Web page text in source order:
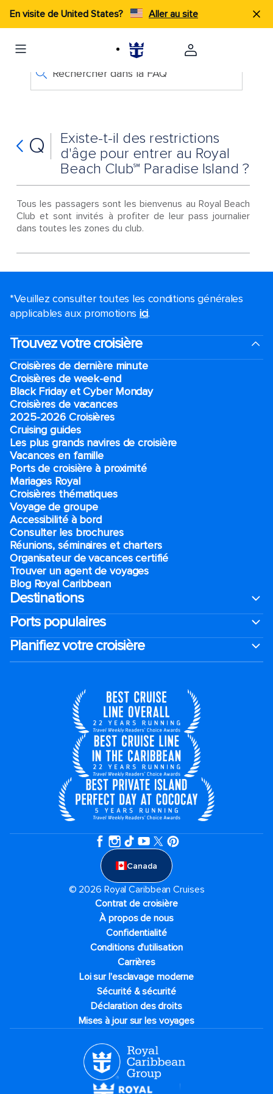
En visite de United States? Aller au site
Rechercher dans la FAQ
Q
Existe-t-il des restrictions
d'âge pour entrer au Royal
Beach Club℠ Paradise Island ?
Tous les passagers sont les bienvenus au Royal Beach
Club et sont invités à profiter de leur pass journalier
dans toutes les zones du club.
*Veuillez consulter toutes les conditions générales
applicables aux promotions ici.
Trouvez votre croisière
Croisières de dernière minute
Croisières de week-end
Black Friday et Cyber Monday
Croisières de vacances
2025-2026 Croisières
Cruising guides
Les plus grands navires de croisière
Vacances en famille
Ports de croisière à proximité
Mariages Royal
Croisières thématiques
Voyage de groupe​
Accessibilité à bord​
Consulter les brochures
Réunions, séminaires et charters
Organisateur de vacances certifié
Trouver un agent de voyages
Blog Royal Caribbean
Destinations
Ports populaires
Planifiez votre croisière
Canada
© 2026 Royal Caribbean Cruises
Contrat de croisière
À propos de nous
Confidentialité
Conditions d'utilisation
Carrières
Loi sur l'esclavage moderne
Sécurité & sécurité
Déclaration des droits
Mises à jour sur les voyages